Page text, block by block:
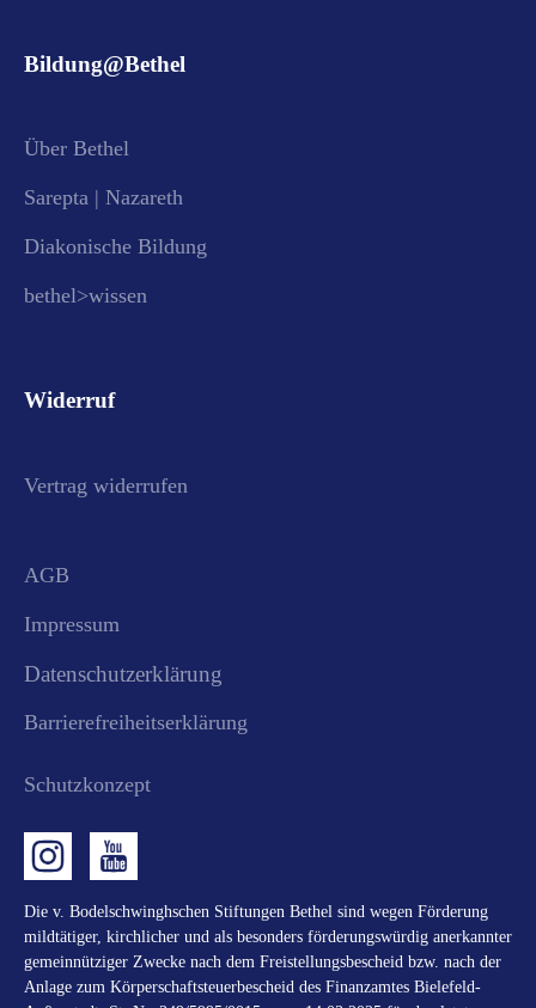
Bildung@Bethel
Über Bethel
Sarepta | Nazareth
Diakonische Bildung
bethel>wissen
Widerruf
Vertrag widerrufen
AGB
Impressum
Datenschutzerklärung
Barrierefreiheitserklärung
Schutzkonzept
Die v. Bodelschwinghschen Stiftungen Bethel sind wegen Förderung
mildtätiger, kirchlicher und als besonders förderungswürdig anerkannter
gemeinnütziger Zwecke nach dem Freistellungsbescheid bzw. nach der
Anlage zum Körperschaftsteuerbescheid des Finanzamtes Bielefeld-